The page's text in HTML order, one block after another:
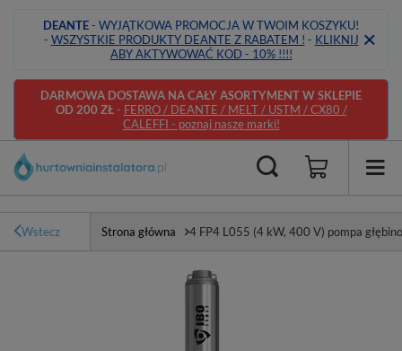
DEANTE- WYJĄTKOWA PROMOCJA W TWOIM KOSZYKU!
- WSZYSTKIE PRODUKTY DEANTE Z RABATEM ! - KLIKNIJ
ABY AKTYWOWAĆ KOD - 10% !!!!
DARMOWA DOSTAWA NA CAŁY ASORTYMENT W SKLEPIE
OD 200 ZŁ- FERRO / DEANTE / MELT / USTM / CX80 /
CALEFFI - poznaj nasze marki!
Wstecz Strona główna 4 FP4 L055 (4 kW, 400 V) pompa